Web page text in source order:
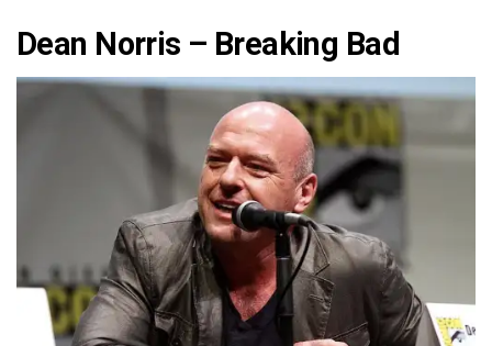
Dean Norris – Breaking Bad